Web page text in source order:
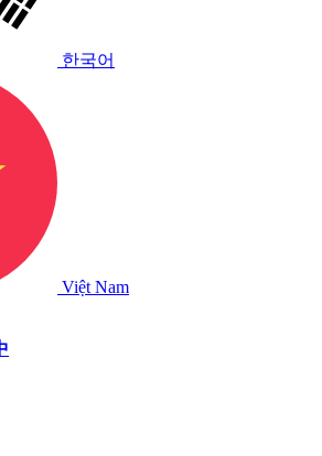
한국어
Việt Nam